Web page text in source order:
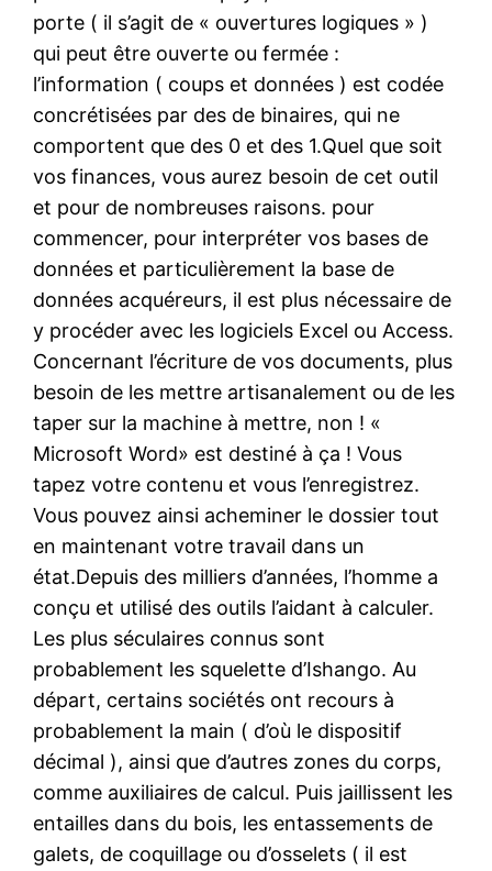
porte ( il s’agit de « ouvertures logiques » )
qui peut être ouverte ou fermée :
l’information ( coups et données ) est codée
concrétisées par des de binaires, qui ne
comportent que des 0 et des 1.Quel que soit
vos finances, vous aurez besoin de cet outil
et pour de nombreuses raisons. pour
commencer, pour interpréter vos bases de
données et particulièrement la base de
données acquéreurs, il est plus nécessaire de
y procéder avec les logiciels Excel ou Access.
Concernant l’écriture de vos documents, plus
besoin de les mettre artisanalement ou de les
taper sur la machine à mettre, non ! «
Microsoft Word» est destiné à ça ! Vous
tapez votre contenu et vous l’enregistrez.
Vous pouvez ainsi acheminer le dossier tout
en maintenant votre travail dans un
état.Depuis des milliers d’années, l’homme a
conçu et utilisé des outils l’aidant à calculer.
Les plus séculaires connus sont
probablement les squelette d’Ishango. Au
départ, certains sociétés ont recours à
probablement la main ( d’où le dispositif
décimal ), ainsi que d’autres zones du corps,
comme auxiliaires de calcul. Puis jaillissent les
entailles dans du bois, les entassements de
galets, de coquillage ou d’osselets ( il est